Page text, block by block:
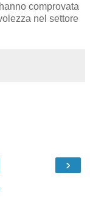
comprovata
nel settore
›